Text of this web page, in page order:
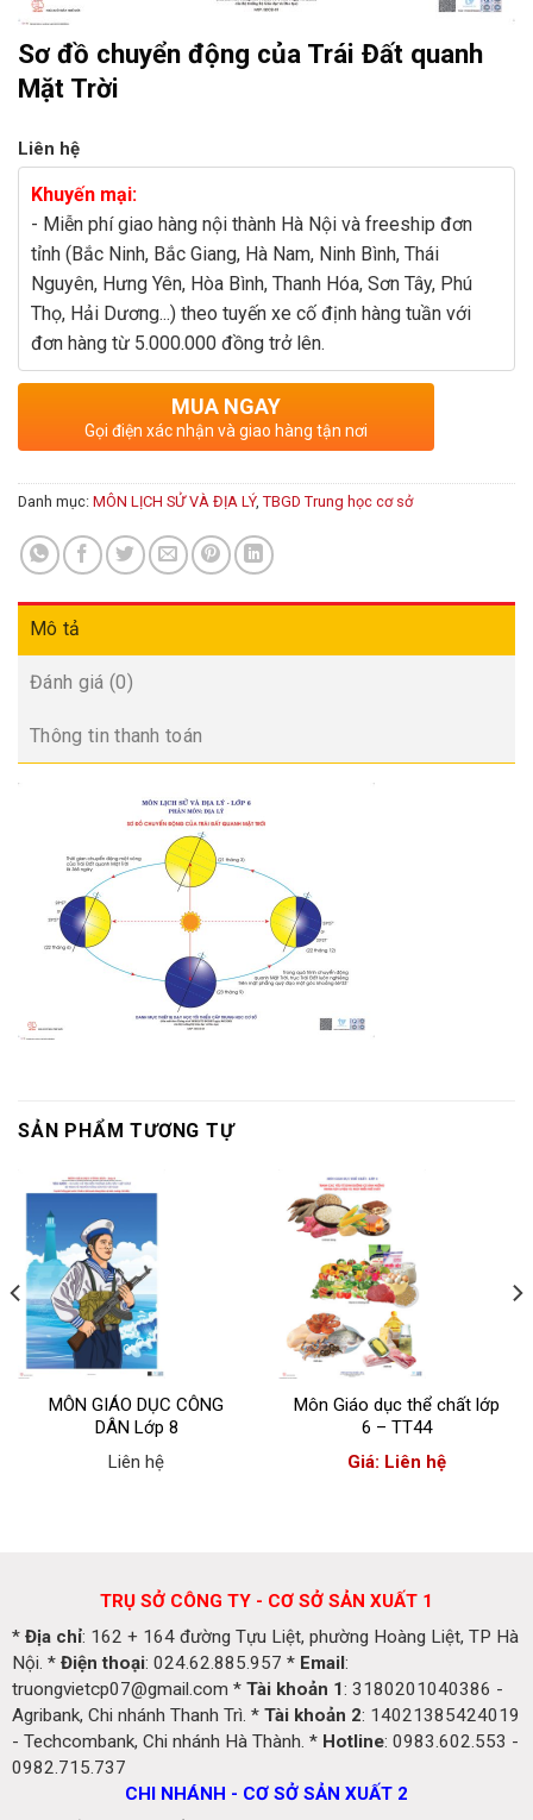
Sơ đồ chuyển động của Trái Đất quanh
Mặt Trời
Liên hệ
Khuyến mại:
- Miễn phí giao hàng nội thành Hà Nội và freeship đơn
tỉnh (Bắc Ninh, Bắc Giang, Hà Nam, Ninh Bình, Thái
Nguyên, Hưng Yên, Hòa Bình, Thanh Hóa, Sơn Tây, Phú
Thọ, Hải Dương...) theo tuyến xe cố định hàng tuần với
đơn hàng từ 5.000.000 đồng trở lên.
MUA NGAY
Gọi điện xác nhận và giao hàng tận nơi
Danh mục: MÔN LỊCH SỬ VÀ ĐỊA LÝ, TBGD Trung học cơ sở
Mô tả
Đánh giá (0)
Thông tin thanh toán
SẢN PHẨM TƯƠNG TỰ
MÔN GIÁO DỤC CÔNG
DÂN Lớp 8
Liên hệ
Môn Giáo dục thể chất lớp
6 – TT44
Giá: Liên hệ
TRỤ SỞ CÔNG TY - CƠ SỞ SẢN XUẤT 1
* Địa chỉ: 162 + 164 đường Tựu Liệt, phường Hoàng Liệt, TP Hà
Nội. * Điện thoại: 024.62.885.957 * Email:
truongvietcp07@gmail.com * Tài khoản 1: 3180201040386 -
Agribank, Chi nhánh Thanh Trì. * Tài khoản 2: 14021385424019
- Techcombank, Chi nhánh Hà Thành. * Hotline: 0983.602.553 -
0982.715.737
CHI NHÁNH - CƠ SỞ SẢN XUẤT 2